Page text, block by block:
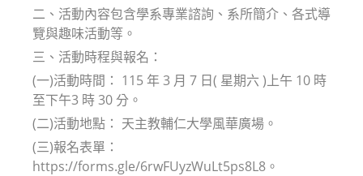
二、活動內容包含學系專業諮詢、系所簡介、各式導
覽與趣味活動等。
三、活動時程與報名：
(一)活動時間： 115 年 3 月 7 日( 星期六 )上午 10 時
至下午3 時 30 分。
(二)活動地點： 天主教輔仁大學風華廣場。
(三)報名表單：
https://forms.gle/6rwFUyzWuLt5ps8L8。